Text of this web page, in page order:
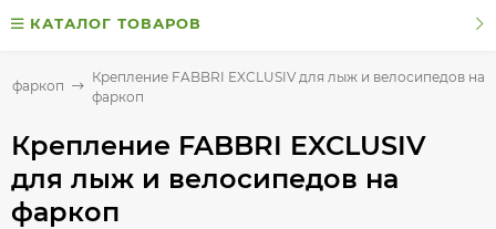
КАТАЛОГ ТОВАРОВ
фаркоп
Крепление FABBRI EXCLUSIV для лыж и велосипедов на
фаркоп
Крепление FABBRI EXCLUSIV
для лыж и велосипедов на
фаркоп